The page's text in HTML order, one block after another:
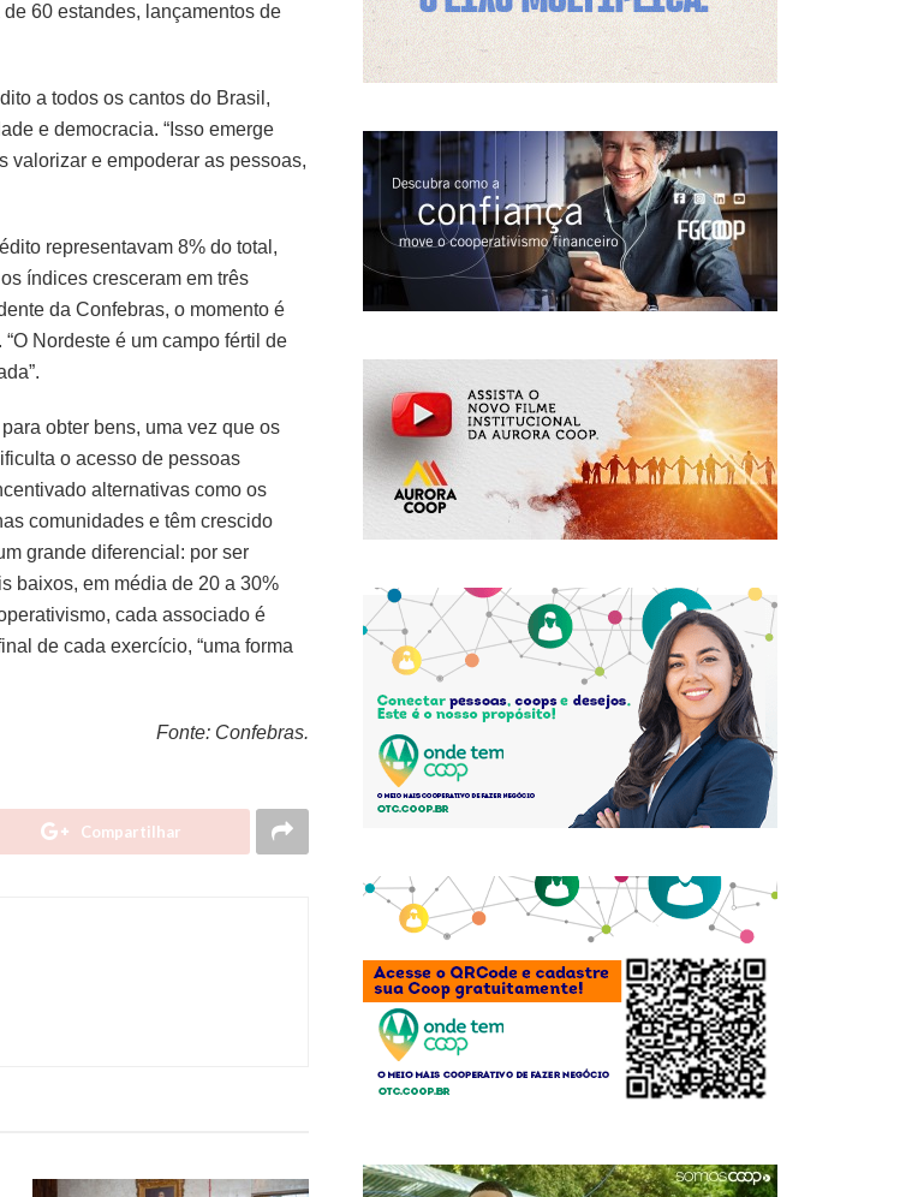
60 estandes, lançamentos de
a todos os cantos do Brasil,
e democracia. “Isso emerge
valorizar e empoderar as pessoas,
representavam 8% do total,
índices cresceram em três
da Confebras, o momento é
Nordeste é um campo fértil de
obter bens, uma vez que os
o acesso de pessoas
alternativas como os
comunidades e têm crescido
grande diferencial: por ser
baixos, em média de 20 a 30%
cada associado é
de cada exercício, “uma forma
Fonte: Confebras.
Compartilhar